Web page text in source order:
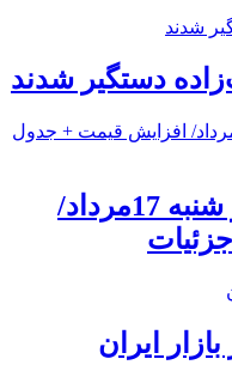
قیمت طلای 18عیار امروز شنبه 17مرداد/
ایران